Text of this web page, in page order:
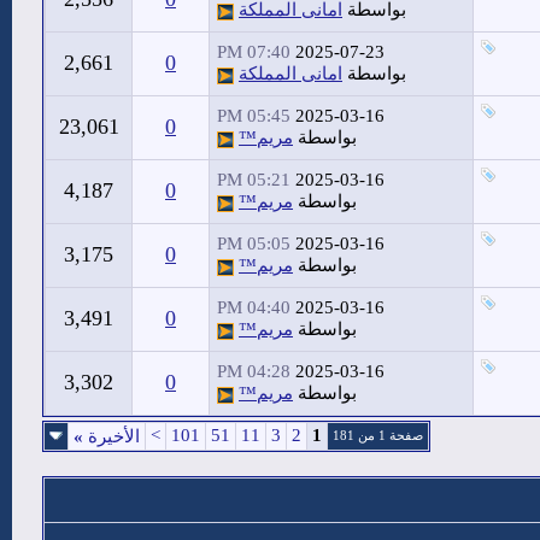
بواسطة
امانى المملكة
2025-07-23
07:40 PM
بواسطة
امانى المملكة 0
2,661
2025-03-16
05:45 PM
بواسطة مريم™ 0
23,061
2025-03-16
05:21 PM
بواسطة مريم™ 0
4,187
2025-03-16
05:05 PM
بواسطة مريم™ 0
3,175
2025-03-16
04:40 PM
بواسطة مريم™ 0
3,491
2025-03-16
04:28 PM
بواسطة مريم™ 0
3,302
صفحة 1 من 181 1
2
3
11
51
101
> الأخيرة »